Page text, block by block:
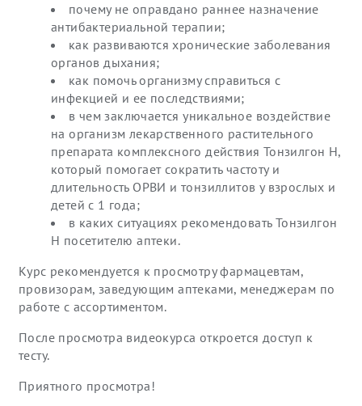
почему не оправдано раннее назначение
антибактериальной терапии;
как развиваются хронические заболевания
органов дыхания;
как помочь организму справиться с
инфекцией и ее последствиями;
в чем заключается уникальное воздействие
на организм лекарственного растительного
препарата комплексного действия Тонзилгон Н,
который помогает сократить частоту и
длительность ОРВИ и тонзиллитов у взрослых и
детей с 1 года;
в каких ситуациях рекомендовать Тонзилгон
Н посетителю аптеки.
Курс рекомендуется к просмотру фармацевтам,
провизорам, заведующим аптеками, менеджерам по
работе с ассортиментом.
После просмотра видеокурса откроется доступ к
тесту.
Приятного просмотра!